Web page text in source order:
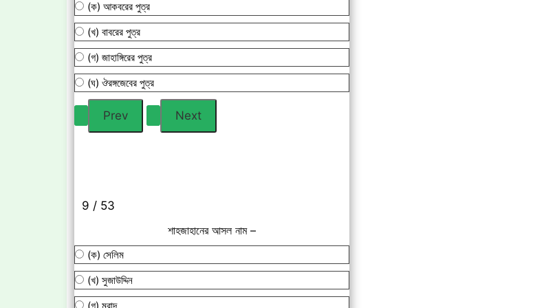
(ক) আকবরের পুত্র
(খ) বাবরের পুত্র
(গ) জাহাঙ্গিরের পুত্র
(ঘ) ঔরঙ্গজেবের পুত্র
9 / 53
শাহজাহানের আসল নাম –
(ক) সেলিম
(খ) সুজাউদ্দিন
(গ) মুরাদ